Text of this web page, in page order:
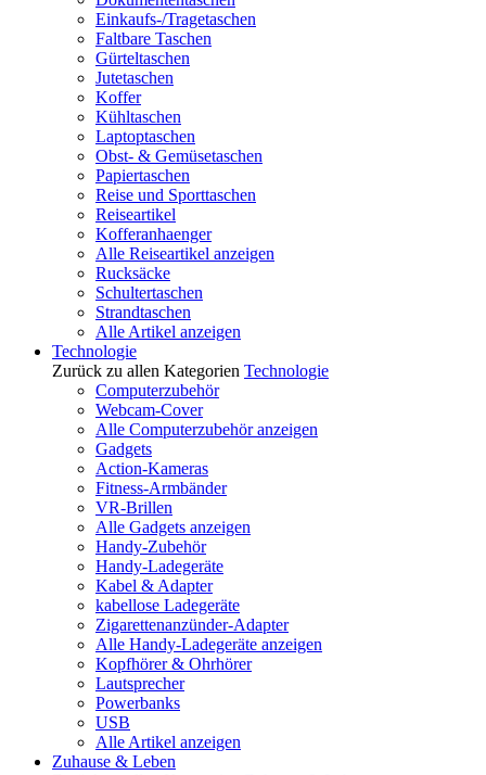
Einkaufs-/Tragetaschen
Faltbare Taschen
Gürteltaschen
Jutetaschen
Koffer
Kühltaschen
Laptoptaschen
Obst- & Gemüsetaschen
Papiertaschen
Reise und Sporttaschen
Reiseartikel
Kofferanhaenger
Alle Reiseartikel anzeigen
Rucksäcke
Schultertaschen
Strandtaschen
Alle Artikel anzeigen
Technologie
Zurück zu allen Kategorien Technologie
Computerzubehör
Webcam-Cover
Alle Computerzubehör anzeigen
Gadgets
Action-Kameras
Fitness-Armbänder
VR-Brillen
Alle Gadgets anzeigen
Handy-Zubehör
Handy-Ladegeräte
Kabel & Adapter
kabellose Ladegeräte
Zigarettenanzünder-Adapter
Alle Handy-Ladegeräte anzeigen
Kopfhörer & Ohrhörer
Lautsprecher
Powerbanks
USB
Alle Artikel anzeigen
Zuhause & Leben